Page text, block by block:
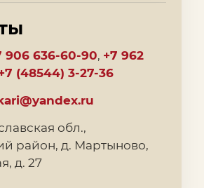
906 636-60-90, +7 962
(48544) 3-27-36
обл.,
район, д. Мартыново,
д. 27